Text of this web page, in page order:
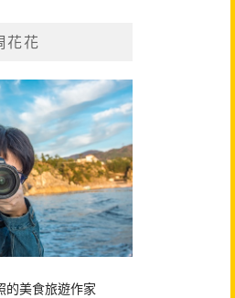
花花
的美食旅遊作家